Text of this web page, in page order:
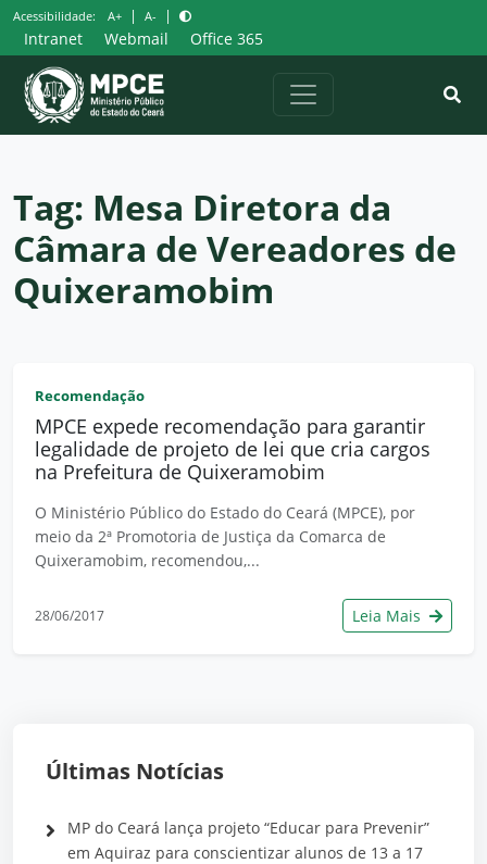
Pular
para
o
conteúdo
Acessibilidade: A+ | A- |
Intranet Webmail Office 365
Tag: Mesa Diretora da
Câmara de Vereadores de
Quixeramobim
Recomendação
MPCE expede recomendação para garantir
legalidade de projeto de lei que cria cargos
na Prefeitura de Quixeramobim
O Ministério Público do Estado do Ceará (MPCE), por
meio da 2ª Promotoria de Justiça da Comarca de
Quixeramobim, recomendou,...
28/06/2017 Leia Mais
Últimas Notícias
MP do Ceará lança projeto “Educar para Prevenir”
em Aquiraz para conscientizar alunos de 13 a 17